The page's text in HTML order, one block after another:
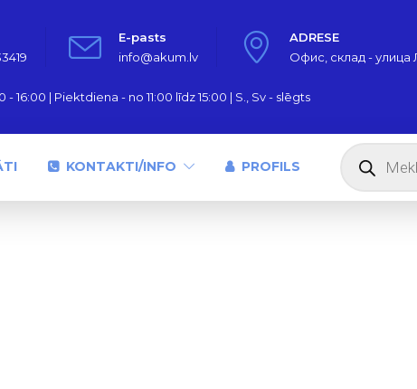
E-pasts
info@akum.lv
ADRESE
Офис, склад - улица
- 16:00 | Piektdiena - no 11:00 līdz 15:00 | S., Sv - slēgts
KONTAKTI/INFO PROFILS
Products
search